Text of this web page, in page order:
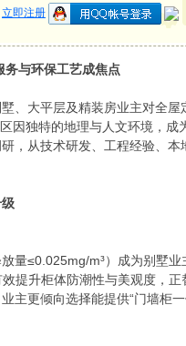
立即注册
务与环保工艺成焦点
、大平层及精装房业主对全
因独特的地理与人文环境，
，从技术研发、工程经验、
量≤0.025mg/m³）成为别墅
提升柜体防潮性与美观度，正
主更倾向选择能提供“门墙柜